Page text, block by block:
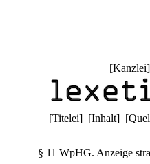
[Kanzlei
[Titelei] [Inhalt] [
§ 11 WpHG. Anzeige